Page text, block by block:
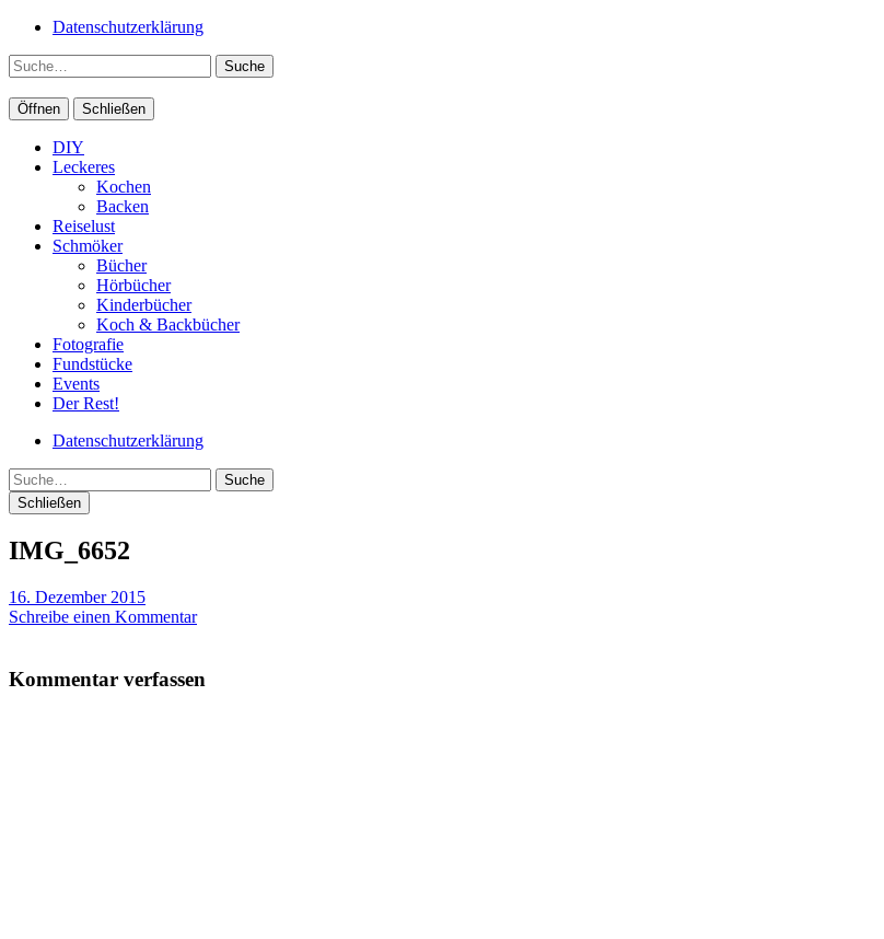
Datenschutzerklärung
Suche
Öffnen Schließen
DIY
Leckeres
Kochen
Backen
Reiselust
Schmöker
Bücher
Hörbücher
Kinderbücher
Koch & Backbücher
Fotografie
Fundstücke
Events
Der Rest!
Datenschutzerklärung
Suche
Schließen
IMG_6652
16. Dezember 2015
Schreibe einen Kommentar
Kommentar verfassen